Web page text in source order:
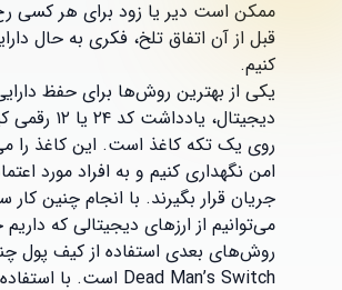
ممکن است دیر یا زود برای هر کسی
قبل از آن اتفاق تلخ، فکری به حال
کنیم.
یکی از بهترین روش‌ها برای حفظ
دیجیتال،
روی یک تکه کاغذ است. این کاغذ را
امن نگهداری کنیم و به افراد مورد
جریان قرار بگیرند. با انجام چنین کار
می‌توانیم از ارزهای دیجیتالی که
روش‌های بعدی استفاده از کیف پول